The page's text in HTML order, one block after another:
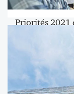
Priorités 2021
agenda dicté
Pour la
Maghreb et la DFCG publient les
enquête « Se